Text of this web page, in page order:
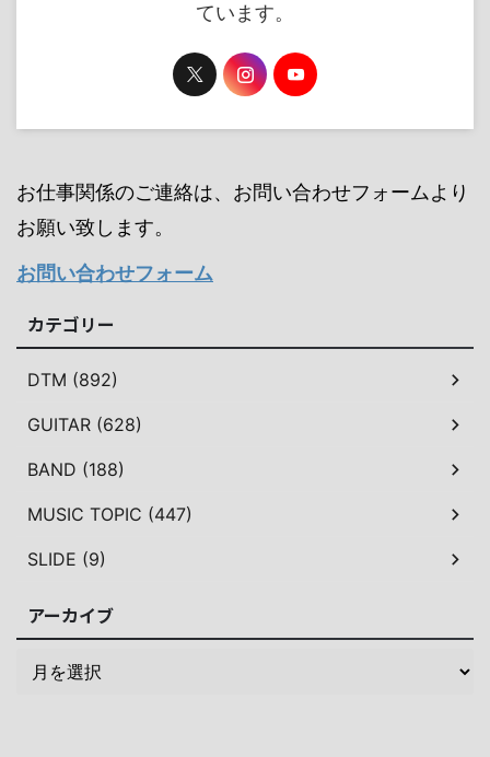
ています。
お仕事関係のご連絡は、お問い合わせフォームより
お願い致します。
お問い合わせフォーム
カテゴリー
DTM (892)
GUITAR (628)
BAND (188)
MUSIC TOPIC (447)
SLIDE (9)
アーカイブ